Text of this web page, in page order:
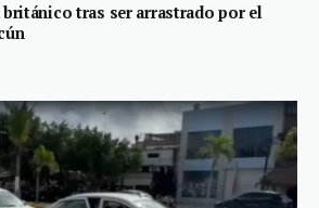
tras ser arrastrado por el